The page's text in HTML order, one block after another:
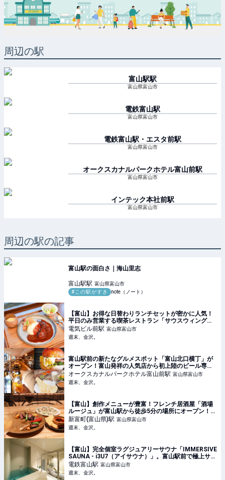
周辺の駅
富山駅駅
富山県富山市
電鉄富山駅
富山県富山市
電鉄富山駅・エスタ前駅
富山県富山市
オークスカナルパークホテル富山前駅
富山県富山市
インテック本社前駅
富山県富山市
周辺の駅の記事
富山駅の面白さ｜海山里志
富山駅駅 富山県富山市
#この駅がすき
note（ノート）
【富山】お得な日替わりランチセットが密かに人気！
平日のみ営業する喫茶レストラン「サウスウィング」
【富山電気ビルディング】 - 週末、金沢。
電気ビル前駅 富山県富山市
週末、金沢。
富山駅前の新たなグルメスポット「富山北口横丁」が
オープン！富山発祥の人気店から初上陸のビール専門
店まで個性あふれるグルメが大集結♪【NEW OPEN】 -
週末、金沢。
オークスカナルパークホテル富山前駅 富山県富山市
週末、金沢。
【富山】創作メニューが豊富！フレンチ居酒屋「酒場
ルージュ」が富山駅から徒歩5分の場所にオープン！
【NEW OPEN】 - 週末、金沢。
新富町(富山県)駅 富山県富山市
週末、金沢。
【富山】完全個室ラグジュアリーサウナ「IMMERSIVE
SAUNA - i3U7（アイサウナ）」。富山駅前で極上サウ
ナを体験してきました！ - 週末、金沢。
電鉄富山駅 富山県富山市
週末、金沢。